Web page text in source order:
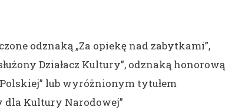
odznaką „Za opiekę nad zabytkami”,
Działacz Kultury”, odznaką honorową
lub wyróżnionym tytułem
dla Kultury Narodowej”